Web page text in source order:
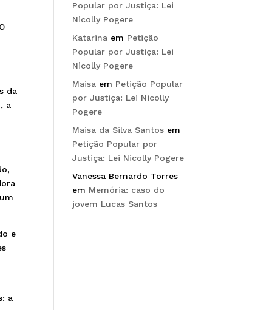
da
a
e
a
Popular por Justiça: Lei
Nicolly Pogere
Katarina em Petição
Popular por Justiça: Lei
Nicolly Pogere
Maisa em Petição Popular
por Justiça: Lei Nicolly
Pogere
Maisa da Silva Santos em
Petição Popular por
Justiça: Lei Nicolly Pogere
Vanessa Bernardo Torres
em Memória: caso do
jovem Lucas Santos